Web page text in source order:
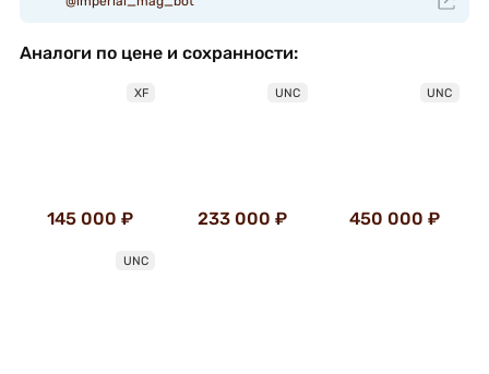
Аналоги по цене и сохранности:
XF
145 000 ₽
UNC
233 000 ₽
UNC
450 000 ₽
UNC